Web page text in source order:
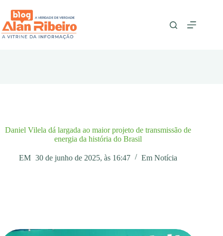
para
conteúdo
Daniel Vilela dá largada ao maior projeto de transmissão de
energia da história do Brasil
EM 30 de junho de 2025, às 16:47 Em Notícia